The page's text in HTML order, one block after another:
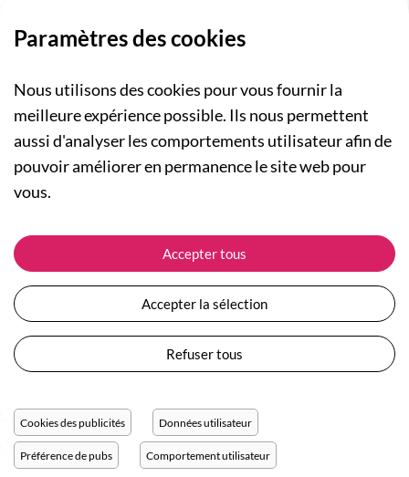
A PROPOS
Qui sommes-nous ?
Actualités
Nos engagements
Plan du site
Devenir revendeur
NOS RUBRIQUES
Collection Femme
Collection Enfants
Les Totebags
Nos différents thèmes
ASSISTANCE
Suivre ma commande
Expédition et livraison
Retour et remboursement
Moyens de paiement
Questions / Réponses
Conditions générales de vente
Protection des données personnelles
Réglage des cookies
Paramètres des cookies
Nous utilisons des cookies pour vous fournir la
meilleure expérience possible. Ils nous permettent
aussi d'analyser les comportements utilisateur afin de
pouvoir améliorer en permanence le site web pour
vous.
Accepter tous
Accepter la sélection
Refuser tous
Cookies des publicités Données utilisateur
Préférence de pubs Comportement utilisateur